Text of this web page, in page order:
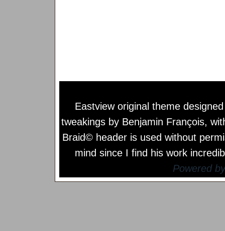
Eastview original theme
tweakings by Benjamin François,
Braid© header is used without
mind since I find his work
Powered